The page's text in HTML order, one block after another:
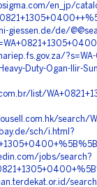
en_jp/
giessen.de/de/
Duty-Ogan-Ilir-
list/
sch/i.html?
jobs/search?